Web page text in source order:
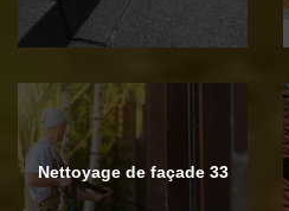
Nettoyage de façade 33